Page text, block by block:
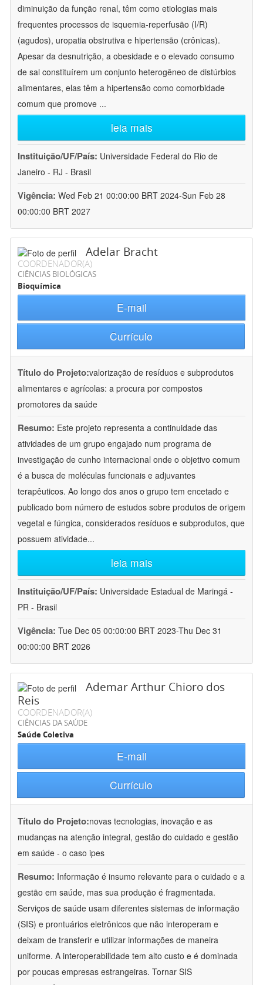
diminuição da função renal, têm como etiologias mais
frequentes processos de isquemia-reperfusão (I/R)
(agudos), uropatia obstrutiva e hipertensão (crônicas).
Apesar da desnutrição, a obesidade e o elevado consumo
de sal constituírem um conjunto heterogêneo de distúrbios
alimentares, elas têm a hipertensão como comorbidade
comum que promove ...
leia mais
Instituição/UF/País: Universidade Federal do Rio de
Janeiro - RJ - Brasil
Vigência: Wed Feb 21 00:00:00 BRT 2024-Sun Feb 28
00:00:00 BRT 2027
Adelar Bracht
COORDENADOR(A)
CIÊNCIAS BIOLÓGICAS
Bioquímica
E-mail
Currículo
Título do Projeto:valorização de resíduos e subprodutos
alimentares e agrícolas: a procura por compostos
promotores da saúde
Resumo: Este projeto representa a continuidade das
atividades de um grupo engajado num programa de
investigação de cunho internacional onde o objetivo comum
é a busca de moléculas funcionais e adjuvantes
terapêuticos. Ao longo dos anos o grupo tem encetado e
publicado bom número de estudos sobre produtos de origem
vegetal e fúngica, considerados resíduos e subprodutos, que
possuem atividade...
leia mais
Instituição/UF/País: Universidade Estadual de Maringá -
PR - Brasil
Vigência: Tue Dec 05 00:00:00 BRT 2023-Thu Dec 31
00:00:00 BRT 2026
Ademar Arthur Chioro dos
Reis
COORDENADOR(A)
CIÊNCIAS DA SAÚDE
Saúde Coletiva
E-mail
Currículo
Título do Projeto:novas tecnologias, inovação e as
mudanças na atenção integral, gestão do cuidado e gestão
em saúde - o caso ipes
Resumo: Informação é insumo relevante para o cuidado e a
gestão em saúde, mas sua produção é fragmentada.
Serviços de saúde usam diferentes sistemas de informação
(SIS) e prontuários eletrônicos que não interoperam e
deixam de transferir e utilizar informações de maneira
uniforme. A interoperabilidade tem alto custo e é dominada
por poucas empresas estrangeiras. Tornar SIS